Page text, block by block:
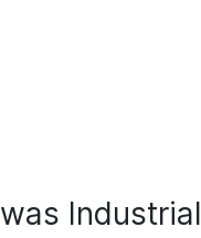
Industrial